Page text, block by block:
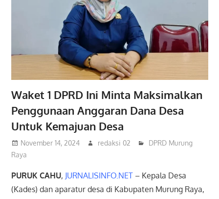
Waket 1 DPRD Ini Minta Maksimalkan
Penggunaan Anggaran Dana Desa
Untuk Kemajuan Desa
November 14, 2024 redaksi 02
DPRD Murung
Raya
PURUK CAHU, JURNALISINFO.NET– Kepala Desa
(Kades) dan aparatur desa di Kabupaten Murung Raya,